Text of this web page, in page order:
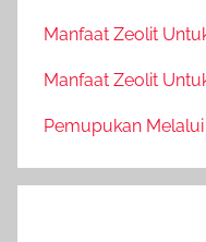
Manfaat Zeolit
Manfaat Zeolit
Pemupukan